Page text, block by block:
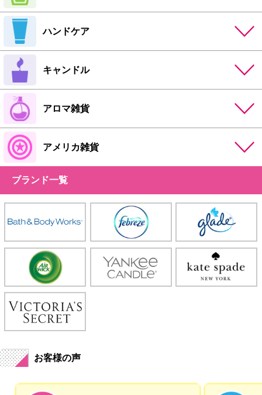
ハンドケア
キャンドル
アロマ雑貨
アメリカ雑貨
ブランド一覧
お客様の声